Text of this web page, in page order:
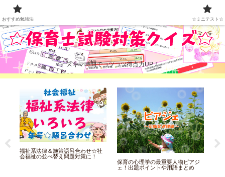
スキマ時間でコツコツ得点力UP！
福祉系法律＆施策語呂合わせ☆社
会福祉の並べ替え問題対策に！
保育の心理学の最重要人物ピアジ
ェ！出題ポイントや用語まとめ
教
おすすめ勉強法 ☆ミニテスト☆